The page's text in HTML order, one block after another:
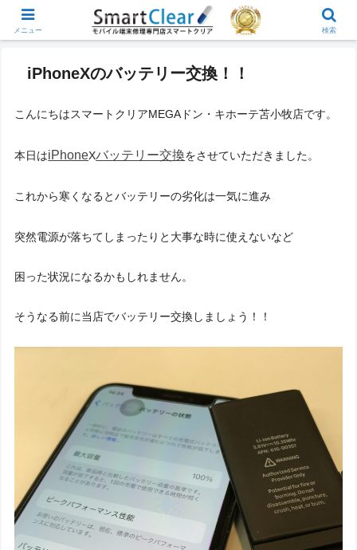
iPhoneXのバッテリー交換！！
こんにちはスマートクリアMEGAドン・キホーテ苫小牧店です。
本日はiPhoneXバッテリー交換をさせていただきました。
これから寒くなるとバッテリーの劣化は一気に進み
突然電源が落ちてしまったりと大事な時に使えないなど
困った状況になるかもしれません。
そうなる前に当店でバッテリー交換しましょう！！
メニュー 検索